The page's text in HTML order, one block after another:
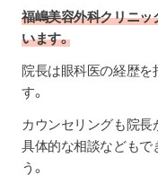
福嶋美容外科クリニッ
います。
院長は眼科医の経歴を
す。
カウンセリングも院長
具体的な相談などもで
う。